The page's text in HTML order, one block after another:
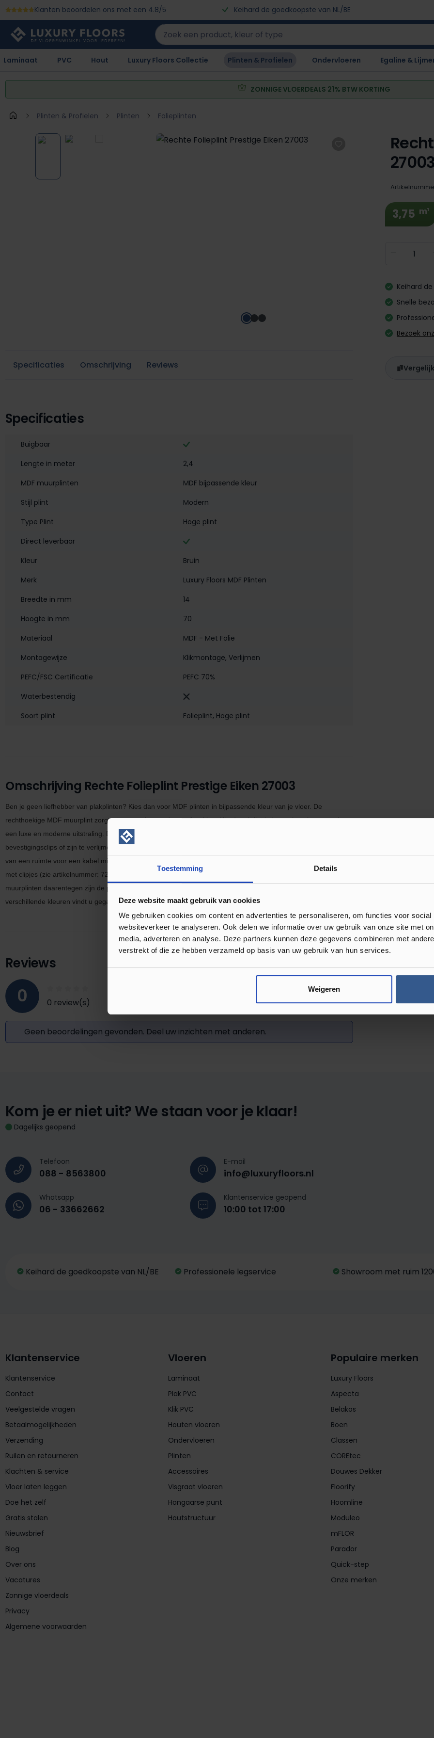
Toestemming Details
Deze website maakt gebruik van cookies
We gebruiken cookies om content en advertenties te personaliseren, om functies voor
websiteverkeer te analyseren. Ook delen we informatie over uw gebruik van onze site met
media, adverteren en analyse. Deze partners kunnen deze gegevens combineren met
verstrekt of die ze hebben verzameld op basis van uw gebruik van hun services.
Weigeren
naar de hoofdinhoud
Ga naar de zoekopdracht
Ga naar de hoofdnavigatie
Klanten beoordelen ons met een 4.8/5 Keihard de goedkoopste van NL/BE
Laminaat PVC Hout Luxury Floors Collectie Plinten & Profielen Ondervloeren Egaline &
ZONNIGE VLOERDEALS 21% BTW KORTING
Plinten & Profielen Plinten Folieplinten
Afbeeldingengalerij overslaan
Specificaties Omschrijving Reviews
Specificaties
Buigbaar
Lengte in meter
2,4
MDF muurplinten
MDF bijpassende kleur
Stijl plint
Modern
Type Plint
Hoge plint
Direct leverbaar
Kleur
Bruin
Merk
Luxury Floors MDF Plinten
Breedte in mm
14
Hoogte in mm
70
Materiaal
MDF - Met Folie
Montagewijze
Klikmontage, Verlijmen
PEFC/FSC Certificatie
PEFC 70%
Waterbestendig‎
Soort plint
Folieplint, Hoge plint
Omschrijving Rechte Folieplint Prestige Eiken 27003
Ben je geen liefhebber van plakplinten? Kies dan voor MDF plinten in bijpassende kleur van je vloer. De
rechthoekige MDF muurplint zorgt voor een ultra moderne afwerking. Hierdoor krijgt iedere ruimte in uw woning
een luxe en moderne uitstraling. De
hoge plinten MDF muurplinten
bevestigingsclips of zijn te verlijmen met een plinten en profielen kit.
van een ruimte voor een kabel mits je de plint verlijmd met een
met clipjes (zie artikelnummer: 7275) vervalt de ruimte om kabels
muurplinten daarentegen zijn de perfecte keuze om uw laminaatvloer mooi af te werken. M
verschillende kleuren vindt u gegarandeerd de kleur die bij uw vloer past.
Reviews
0 0 review(s)
Review achterlaten
Geen beoordelingen gevonden. Deel uw inzichten met anderen.
3,75 m¹
Keihard
Snelle
Bezoek
Kom je er niet uit?We staan voor je klaar!
Dagelijks geopend
Telefoon
088 - 8563800
E-mail
info@luxuryfloors.nl
Whatsapp
06 - 33662662
Klantenservice geopend
10:00 tot 17:00
Keihard de goedkoopste van NL/BE Professionele legservice Showroom met ruim
Klantenservice
Klantenservice
Contact
Veelgestelde vragen
Betaalmogelijkheden
Verzending
Ruilen en retourneren
Klachten & service
Vloer laten leggen
Doe het zelf
Gratis stalen
Nieuwsbrief
Blog
Over ons
Vacatures
Zonnige vloerdeals
Privacy
Algemene voorwaarden
Vloeren
Laminaat
Plak PVC
Klik PVC
Houten vloeren
Ondervloeren
Plinten
Accessoires
Visgraat vloeren
Hongaarse punt
Houtstructuur
Populaire merken
Luxury Floors
Aspecta
Belakos
Boen
Classen
COREtec
Douwes Dekker
Floorify
Hoomline
Moduleo
mFLOR
Parador
Quick-step
Onze merken